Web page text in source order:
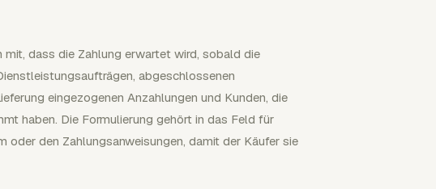
dass die Zahlung erwartet wird, sobald die
abgeschlossenen
eingezogenen Anzahlungen und Kunden, die
haben. Die Formulierung gehört in das Feld für
oder den Zahlungsanweisungen, damit der Käufer sie